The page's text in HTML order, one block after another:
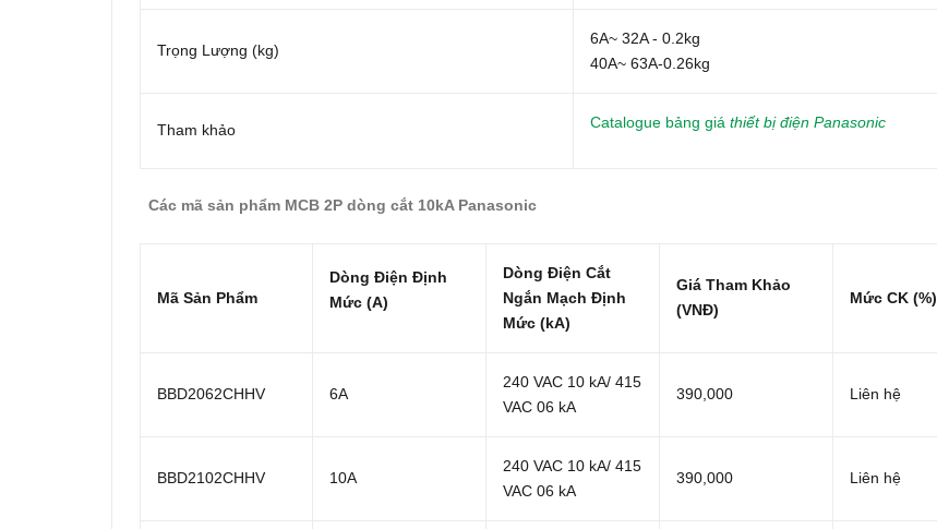
Trọng Lượng (kg)
6A~ 32A - 0.2kg
40A~ 63A-0.26kg
Tham khảo Catalogue bảng giá thiết bị điện Panasonic
Các mã sản phẩm MCB 2P dòng cắt 10kA Panasonic
Mã Sản Phẩm
Dòng Điện Định
Mức (A)
Dòng Điện Cắt
Ngắn Mạch Định
Mức (kA)
Giá Tham Khảo
(VNĐ)
Mức CK (%)
BBD2062CHHV 6A
240 VAC 10 kA/ 415
VAC 06 kA
390,000 Liên hệ
BBD2102CHHV 10A
240 VAC 10 kA/ 415
VAC 06 kA
390,000 Liên hệ